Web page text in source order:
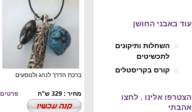
ברכת הדרך לנהג ולנוסעים
מחיר : 329 ש"ח פרטים
עוד באבני החושן
השחלות ותיקונים
לתכשיטים
קורס בקריסטלים
הצטרפו אלינו . לחצו
אהבתי